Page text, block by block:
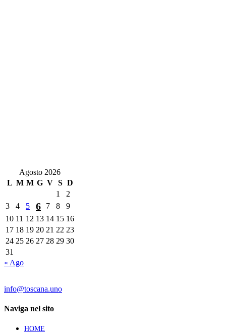
Agosto 2026
L M M G V S D
1
2
3
4 5 6 7 8
9
10 11 12 13 14 15 16
17 18 19 20 21 22 23
24 25 26 27 28 29 30
31
« Ago
info@toscana.uno
Naviga nel sito
HOME